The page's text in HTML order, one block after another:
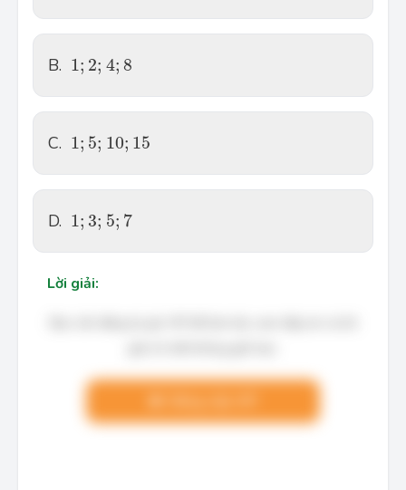
B. 1; 2; 4; 8
1;\,2;\,4;\,8
C. 1; 5; 10; 15
1;\,5;\,10;\,15
D. 1; 3; 5; 7
1;\,3;\,5;\,7
Lời giải: